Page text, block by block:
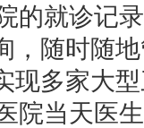
的就诊记
，随时随
多家大
院当天医